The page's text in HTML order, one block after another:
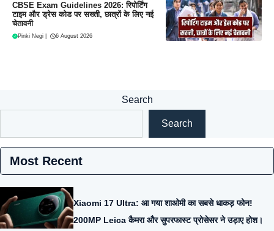
CBSE Exam Guidelines 2026: रिपोर्टिंग
टाइम और ड्रेस कोड पर सख्ती, छात्रों के लिए नई
चेतावनी
Pinki Negi 6 August 2026
Search
Search
Most Recent
Xiaomi 17 Ultra: आ गया शाओमी का सबसे धाकड़ फोन!
200MP Leica कैमरा और सुपरफास्ट प्रोसेसर ने उड़ाए होश।